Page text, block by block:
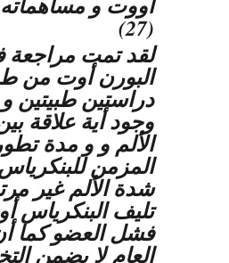
(27)
لقد تمت مراجعة
البورن أوت من
دراستين طبيتين و
وجود أية علاقة
الألم و و مدة
المزمن
شدة الألم غير
تليف البنكرياس
فشل العضو كما
العام لا يضمن